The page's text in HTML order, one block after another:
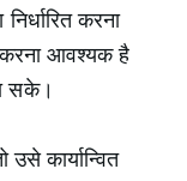
करना
करना आवश्यक है
सके।
कार्यान्वित